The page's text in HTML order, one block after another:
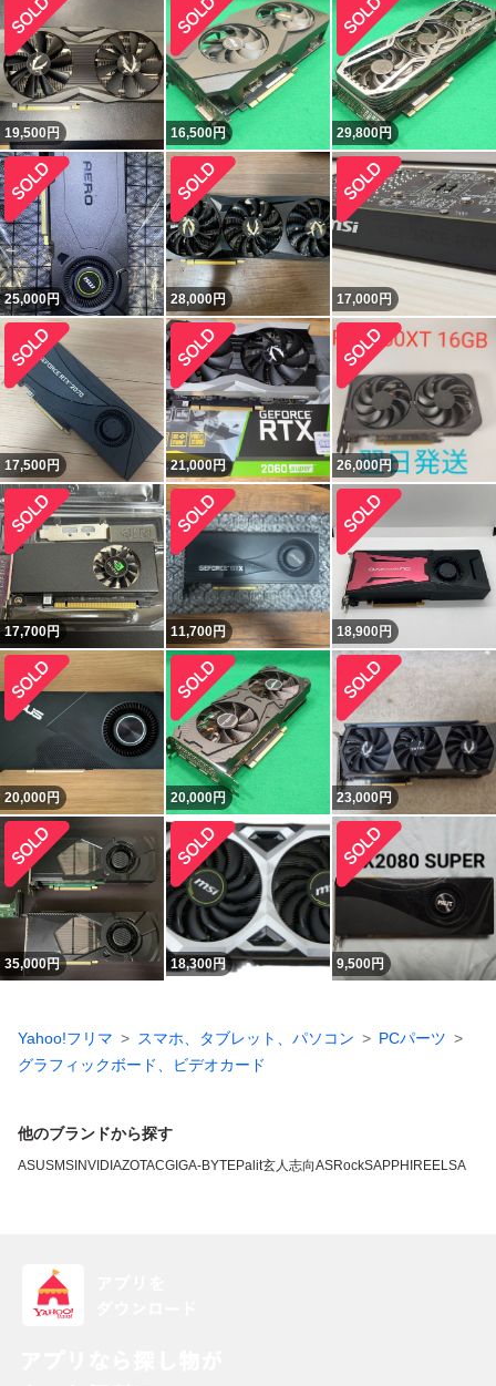
19,500円 16,500円 29,800円
25,000円 28,000円 17,000円
17,500円 21,000円 26,000円
17,700円 11,700円 18,900円
20,000円 20,000円 23,000円
35,000円 18,300円 9,500円
Yahoo!フリマ スマホ、タブレット、パソコン
PCパーツ
グラフィックボード、ビデオカード
他のブランドから探す
ASUSMSI NVIDIAZOTACGIGA-BYTEPalit玄人志向ASRockSAPPHIREELSA